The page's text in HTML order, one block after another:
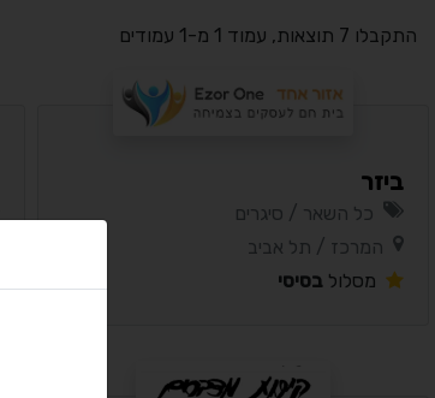
התקבלו 7 תוצאות, עמוד 1 מ-1 עמודים
ביזר
כל השאר / סיגרים
המרכז / תל אביב
מסלול בסיסי